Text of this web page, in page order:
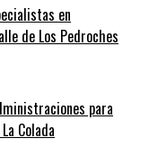
en
de Los Pedroches
para
Colada